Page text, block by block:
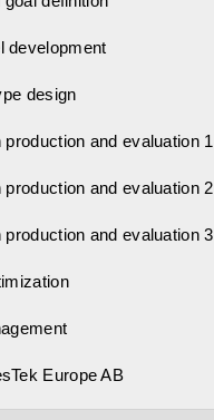
development
design
production and evaluation 1
production and evaluation 2
production and evaluation 3
Europe AB